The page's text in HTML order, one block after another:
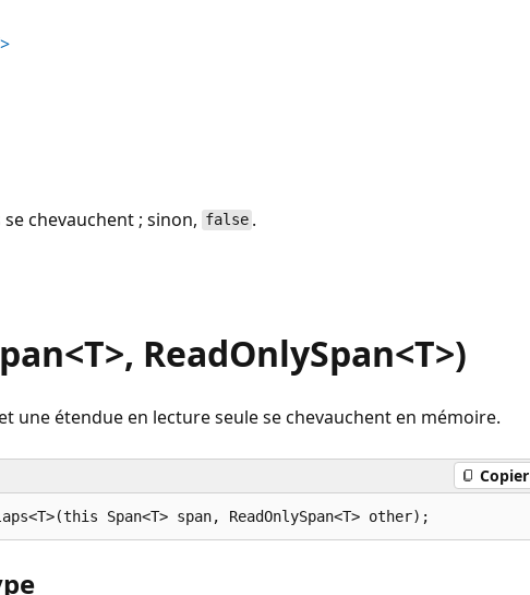
se chevauchent ; sinon, false.
ReadOnlySpan<T>)
une étendue en lecture seule se chevauchent en mémoire.
Copier
Span<T> span, ReadOnlySpan<T> other);